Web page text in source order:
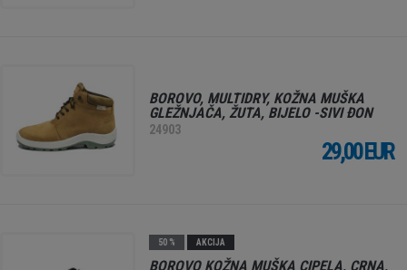
BOROVO, MULTIDRY, KOŽNA MUŠKA
GLEŽNJAČA, ŽUTA, BIJELO -SIVI ĐON
24903
29,00 EUR
50 % AKCIJA
BOROVO KOŽNA MUŠKA CIPELA, CRNA,